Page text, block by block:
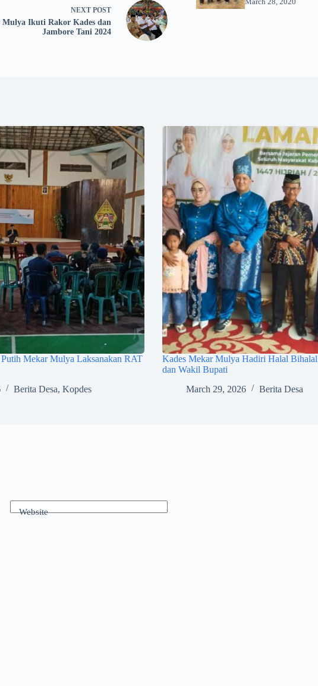
NEXT POST
Mulya Ikuti Rakor Kades dan
Jambore Tani 2024
Mekar Mulya Laksanakan RAT
Berita Desa,Kopdes
Kades Mekar Mulya Hadiri Halal
dan Wakil Bupati
March 29, 2026
Berita Desa
Website